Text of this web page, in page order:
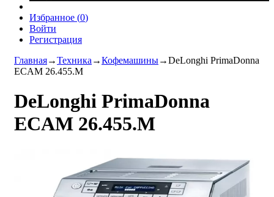
Избранное (0)
Войти
Регистрация
Главная→Техника →Кофемашины→DeLonghi PrimaDonna
ECAM 26.455.M
DeLonghi PrimaDonna
ECAM 26.455.M